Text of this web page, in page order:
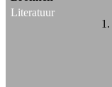
Literatuur